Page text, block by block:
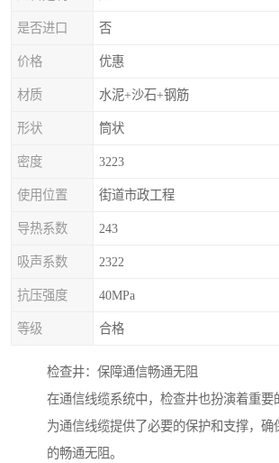
是否进口 否
价格 优惠
材质 水泥+沙石+钢筋
形状 筒状
密度 3223
使用位置 街道市政工程
导热系数 243
吸声系数 2322
抗压强度 40MPa
等级 合格
检查井：保障通信畅通无阻
在通信线缆系统中，检查井也扮演着重要
为通信线缆提供了必要的保护和支撑，确
的畅通无阻。